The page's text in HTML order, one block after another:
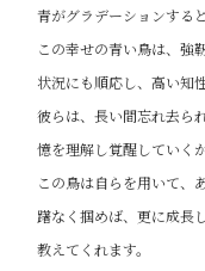
青がグラデーションする
この幸せの青い鳥は、強
状況にも順応し、高い知
彼らは、長い間忘れ去ら
憶を理解し覚醒していく
この鳥は自らを用いて、
躇なく掴めば、更に成長
教えてくれます。